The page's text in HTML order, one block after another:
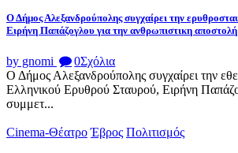
Ο Δήμος Αλεξανδρούπολης συγχαίρει την
Ειρήνη Παπάζογλου για την ανθρωπιστικη
by gnomi 0Σχόλια
Ο Δήμος Αλεξανδρούπολης συγχαίρει την
Ελληνικού Ερυθρού Σταυρού, Ειρήνη
συμμετ...
Cinema-Θέατρο Έβρος Πολιτισμός